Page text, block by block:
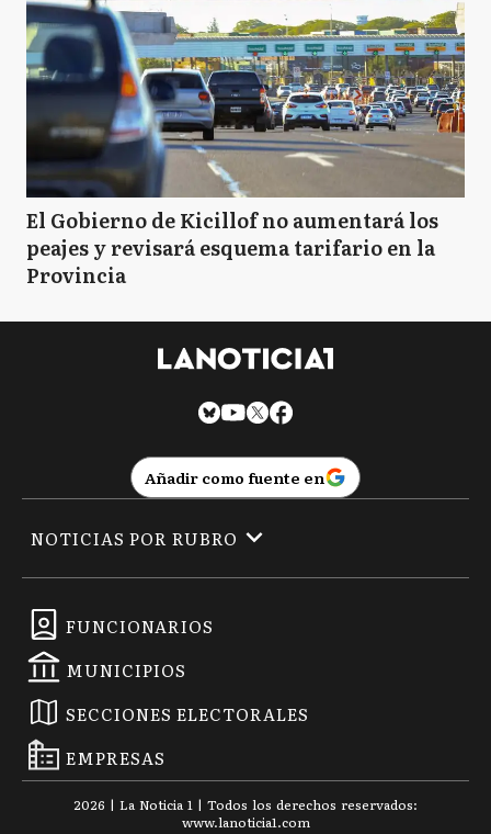
El Gobierno de Kicillof no aumentará los
peajes y revisará esquema tarifario en la
Provincia
Añadir como fuente en
FUNCIONARIOS
MUNICIPIOS
SECCIONES ELECTORALES
EMPRESAS
NOTICIAS POR RUBRO
2026 | La Noticia 1 | Todos los derechos reservados:
www.lanoticia1.com